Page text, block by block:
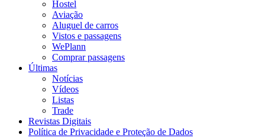
Hostel
Aviação
Aluguel de carros
Vistos e passagens
WePlann
Comprar passagens
Últimas
Notícias
Vídeos
Listas
Trade
Revistas Digitais
Política de Privacidade e Proteção de Dados